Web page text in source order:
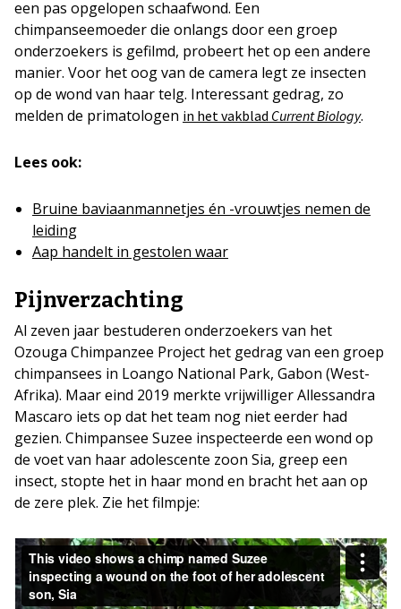
een pas opgelopen schaafwond. Een
chimpanseemoeder die onlangs door een groep
onderzoekers is gefilmd, probeert het op een andere
manier. Voor het oog van de camera legt ze insecten
op de wond van haar telg. Interessant gedrag, zo
melden de primatologen in het vakblad Current Biology.
Lees ook:
Bruine baviaanmannetjes én -vrouwtjes nemen de
leiding
Aap handelt in gestolen waar
Pijnverzachting
Al zeven jaar bestuderen onderzoekers van het
Ozouga Chimpanzee Project het gedrag van een groep
chimpansees in Loango National Park, Gabon (West-
Afrika). Maar eind 2019 merkte vrijwilliger Allessandra
Mascaro iets op dat het team nog niet eerder had
gezien. Chimpansee Suzee inspecteerde een wond op
de voet van haar adolescente zoon Sia, greep een
insect, stopte het in haar mond en bracht het aan op
de zere plek. Zie het filmpje: